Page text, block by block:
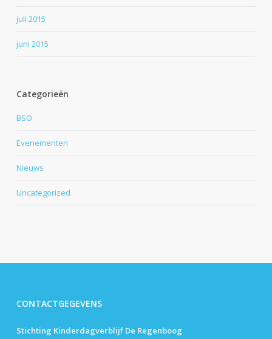
juli 2015
juni 2015
Categorieën
BSO
Evenementen
Nieuws
Uncategorized
CONTACTGEGEVENS
Stichting Kinderdagverblijf De Regenboog